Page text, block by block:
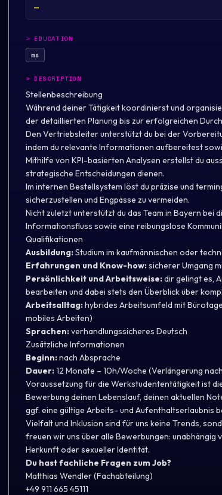
—
> EDUCATION
ms
>DESCRIPTION
Stellenbeschreibung
Während deiner Tätigkeit koordinierst und
der detaillierten Planung bis zur erfolgreichen
Den Vertriebsleiter unterstützt du bei der
indem du relevante Informationen aufbereitest
Mithilfe von KPI-basierten Analysen erstellst du
strategische Entscheidungen dienen.
Im internen Bestellsystem löst du präzise und
sicherzustellen und Engpässe zu vermeiden.
Nicht zuletzt unterstützt du das Team in Bayern
Informationsfluss sowie eine reibungslose
Qualifikationen
Ausbildung:Studium im kaufmännischen oder
Erfahrungen und Know-how:sicherer Umgang
Persönlichkeit und Arbeitsweise:dir gelingt es,
bearbeiten und dabei stets den Überblick über
Arbeitsalltag:hybrides Arbeitsumfeld mit
mobiles Arbeiten)
Sprachen:verhandlungssicheres Deutsch
Zusätzliche Informationen
Beginn:nach Absprache
Dauer:12 Monate – 10h/Woche (Verlängerung
Voraussetzung für die Werkstudententätigkeit ist
Bewerbung deinen Lebenslauf, deinen aktuellen
ggf. eine gültige Arbeits- und Aufenthaltserlaubnis
Vielfalt und Inklusion sind für uns keine Trends,
freuen wir uns über alle Bewerbungen: unabhängig
Herkunft oder sexueller Identität.
Du hast fachliche Fragen zum Job?
Matthias Wendler (Fachabteilung)
+49 911 665 45111